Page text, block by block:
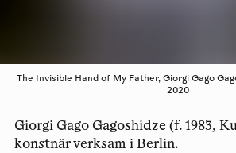
The Invisible Hand of My Father, Giorgi Gago
2020
Giorgi Gago Gagoshidze (f. 1983,
konstnär verksam i Berlin.